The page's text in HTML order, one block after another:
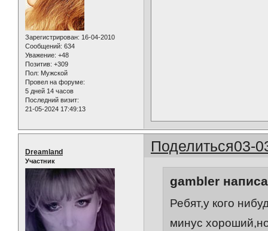
Зарегистрирован: 16-04-2010
Сообщений: 634
Уважение: +48
Позитив: +309
Пол: Мужской
Провел на форуме:
5 дней 14 часов
Последний визит:
21-05-2024 17:49:13
Поделиться03-
Dreamland
Участник
gambler
Ребят,у кого
минус